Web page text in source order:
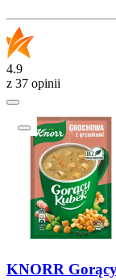
4.9
z 37 opinii
KNORR